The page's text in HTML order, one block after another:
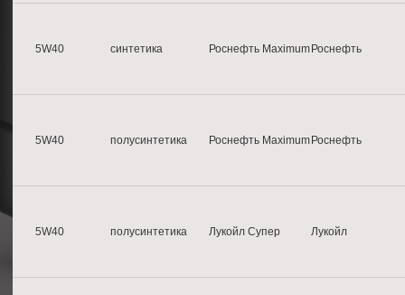
5W40 синтетика Роснефть Maximum Роснефть
5W40 полусинтетика Роснефть Maximum Роснефть
5W40 полусинтетика Лукойл Супер Лукойл